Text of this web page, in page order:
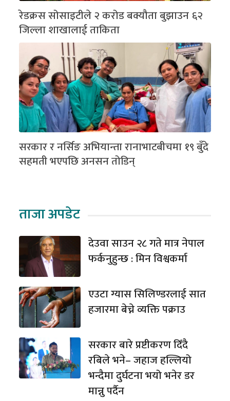
रेडक्रस सोसाइटीले २ करोड बक्यौता बुझाउन ६२
जिल्ला शाखालाई ताकिता
सरकार र नर्सिङ अभियान्ता रानाभाटबीचमा १९ बुँदे
सहमती भएपछि अनसन तोडिन्
ताजा अपडेट
देउवा साउन २८ गते मात्र नेपाल
फर्कनुहुन्छ : मिन विश्वकर्मा
एउटा ग्यास सिलिण्डरलाई सात
हजारमा बेच्ने व्यक्ति पक्राउ
सरकार बारे प्रष्टीकरण दिँदै
रबिले भने– जहाज हल्लियो
भन्दैमा दुर्घटना भयो भनेर डर
मान्नु पर्दैन